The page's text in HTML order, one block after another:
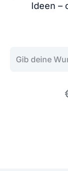
Ideen –